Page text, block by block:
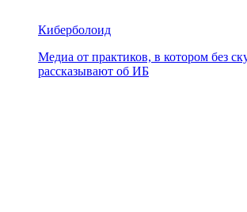
Киберболоид
Медиа от практиков, в котором без
рассказывают об ИБ